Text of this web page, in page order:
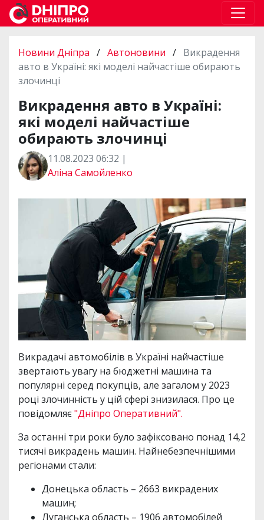
Новини Дніпра / Автоновини / Викрадення
авто в Україні: які моделі найчастіше обирають
злочинці
Викрадення авто в Україні:
які моделі найчастіше
обирають злочинці
11.08.2023 06:32 |
Аліна Самойленко
Викрадачі автомобілів в Україні найчастіше
звертають увагу на бюджетні машина та
популярні серед покупців, але загалом у 2023
році злочинність у цій сфері знизилася. Про це
повідомляє"Дніпро Оперативний".
За останні три роки було зафіксовано понад 14,2
тисячі викрадень машин. Найнебезпечнішими
регіонами стали:
Донецька область – 2663 викрадених
машин;
Луганська область – 1906 автомобілей